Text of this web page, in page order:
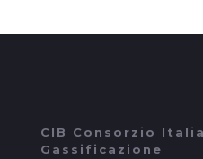
CIB Consorzio
Gassificazione